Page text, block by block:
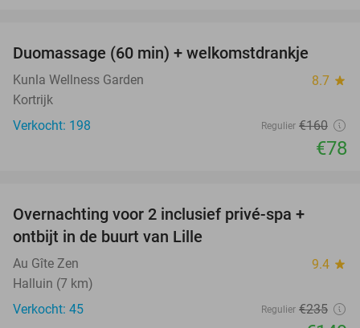
Duomassage (60 min) + welkomstdrankje
Kunla Wellness Garden 8.7 star
Kortrijk
Verkocht: 198
Regulier €160
€78
Overnachting voor 2 inclusief privé-spa +
ontbijt in de buurt van Lille
Au Gîte Zen 9.4 star
Halluin (7 km)
Verkocht: 45
Regulier €235